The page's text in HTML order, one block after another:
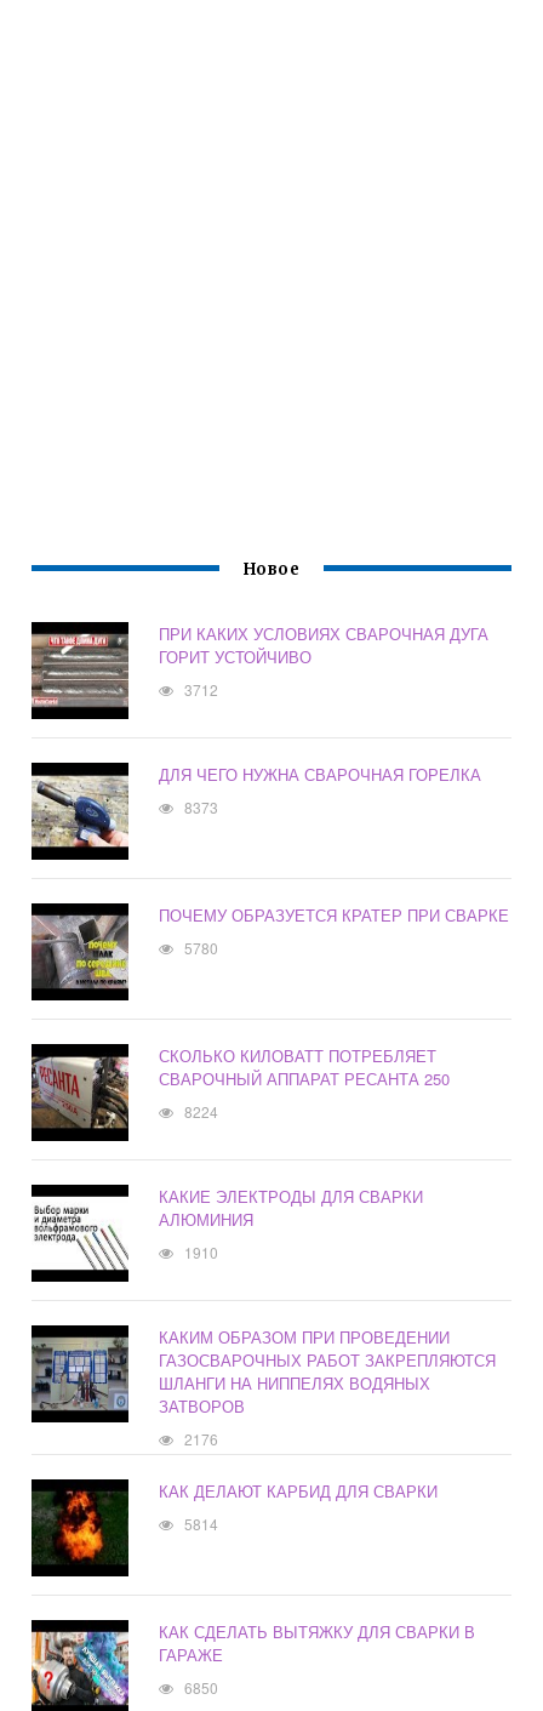
Новое
ПРИ КАКИХ УСЛОВИЯХ СВАРОЧНАЯ ДУГА
ГОРИТ УСТОЙЧИВО
3712
ДЛЯ ЧЕГО НУЖНА СВАРОЧНАЯ ГОРЕЛКА
8373
ПОЧЕМУ ОБРАЗУЕТСЯ КРАТЕР ПРИ СВАРКЕ
5780
СКОЛЬКО КИЛОВАТТ ПОТРЕБЛЯЕТ
СВАРОЧНЫЙ АППАРАТ РЕСАНТА 250
8224
КАКИЕ ЭЛЕКТРОДЫ ДЛЯ СВАРКИ
АЛЮМИНИЯ
1910
КАКИМ ОБРАЗОМ ПРИ ПРОВЕДЕНИИ
ГАЗОСВАРОЧНЫХ РАБОТ ЗАКРЕПЛЯЮТСЯ
ШЛАНГИ НА НИППЕЛЯХ ВОДЯНЫХ
ЗАТВОРОВ
2176
КАК ДЕЛАЮТ КАРБИД ДЛЯ СВАРКИ
5814
КАК СДЕЛАТЬ ВЫТЯЖКУ ДЛЯ СВАРКИ В
ГАРАЖЕ
6850